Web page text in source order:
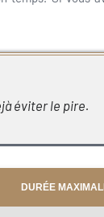
éviter le pire.
DURÉE